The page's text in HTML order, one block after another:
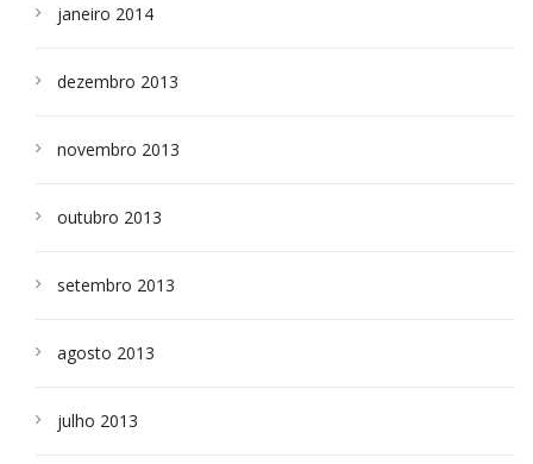
janeiro 2014
dezembro 2013
novembro 2013
outubro 2013
setembro 2013
agosto 2013
julho 2013